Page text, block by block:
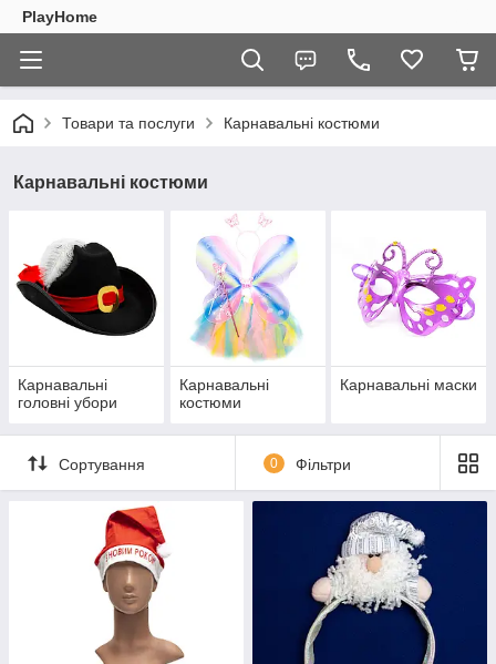
PlayHome
Товари та послуги Карнавальні костюми
Карнавальні костюми
Карнавальні
головні убори
Карнавальні
костюми
Карнавальні маски
Сортування 0 Фільтри